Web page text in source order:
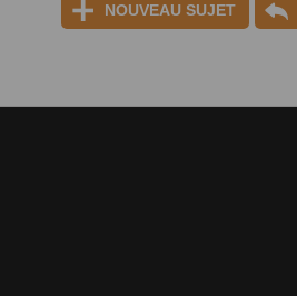
NOUVEAU SUJET